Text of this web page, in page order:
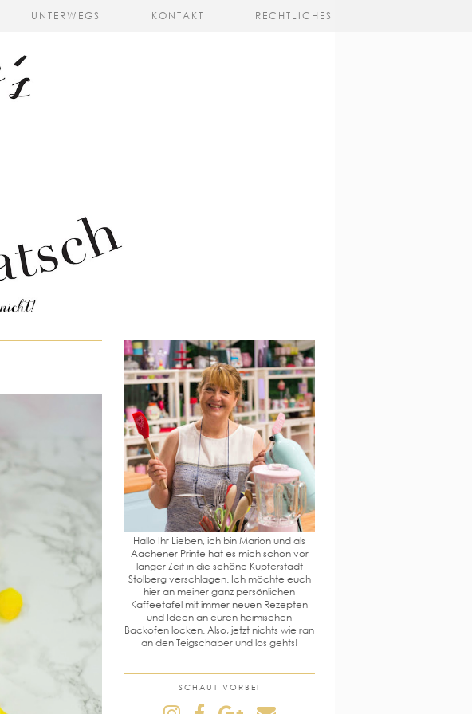
UNTERWEGS KONTAKT RECHTLICHES
Hallo Ihr Lieben, ich bin Marion und als
Aachener Printe hat es mich schon vor
langer Zeit in die schöne Kupferstadt
Stolberg verschlagen. Ich möchte euch
hier an meiner ganz persönlichen
Kaffeetafel mit immer neuen Rezepten
und Ideen an euren heimischen
Backofen locken. Also, jetzt nichts wie ran
an den Teigschaber und los gehts!
SCHAUT VORBEI